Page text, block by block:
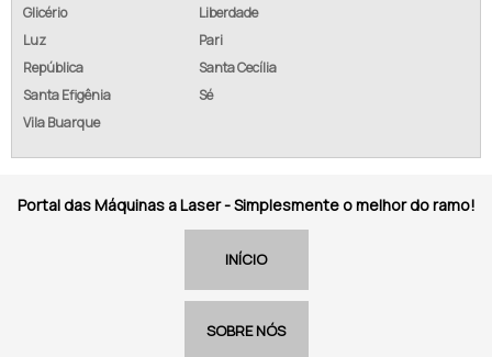
Glicério
Liberdade
Luz
Pari
República
Santa Cecília
Santa Efigênia
Sé
Vila Buarque
Portal das Máquinas a Laser - Simplesmente o melhor do ramo!
INÍCIO
SOBRE NÓS